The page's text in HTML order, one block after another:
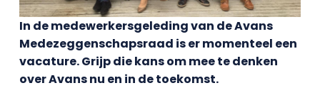
In de medewerkersgeleding van de Avans
Medezeggenschapsraad is er momenteel een
vacature. Grijp die kans om mee te denken
over Avans nu en in de toekomst.